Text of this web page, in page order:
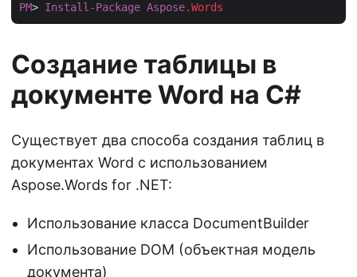
PM> Install-Package Aspose.Words
Создание таблицы в
документе Word на C#
Существует два способа создания таблиц в
документах Word с использованием
Aspose.Words for .NET:
Использование класса DocumentBuilder
Использование DOM (объектная модель
документа)